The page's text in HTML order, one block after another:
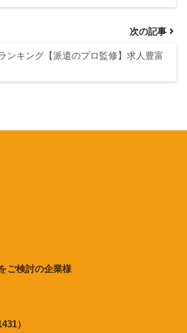
次の記事
ンキング【派遣のプロ監修】求人豊富
ご検討の企業様
）